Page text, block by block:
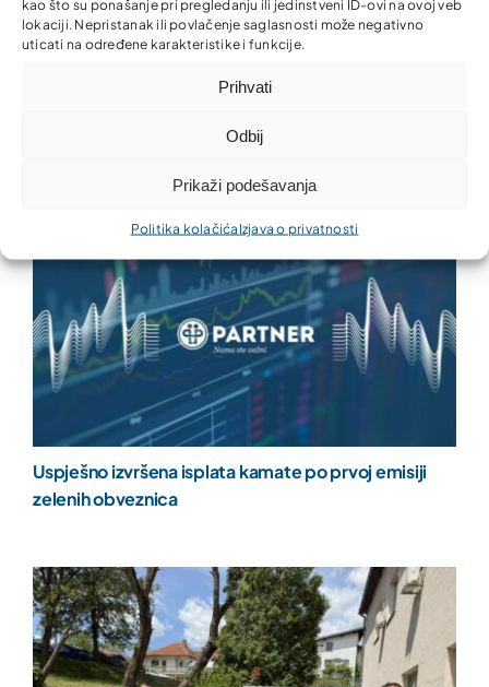
kao što su ponašanje pri pregledanju ili jedinstveni ID-ovi na ovoj veb
lokaciji. Nepristanak ili povlačenje saglasnosti može negativno
uticati na određene karakteristike i funkcije.
Prihvati
Odbij
Prikaži podešavanja
Politika kolačića Izjava o privatnosti
Uspješno izvršena isplata kamate po prvoj emisiji
zelenih obveznica